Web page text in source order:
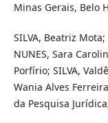
Minas Gerais, Belo
SILVA, Beatriz
NUNES, Sara
Porfírio; SILVA,
Wania Alves
da Pesquisa